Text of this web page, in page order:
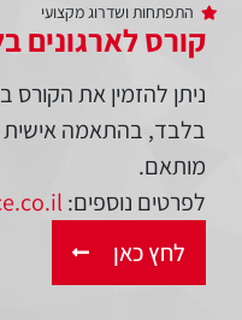
קורס לארגונים
ניתן להזמין את הקורס
בלבד, בהתאמה אישית
מותאם.
לפרטים נוספים:
לחץ כאן
התפתחות ושדרוג מקצועי